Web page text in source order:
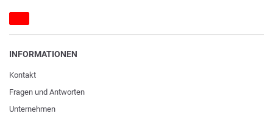
INFORMATIONEN
Kontakt
Fragen und Antworten
Unternehmen